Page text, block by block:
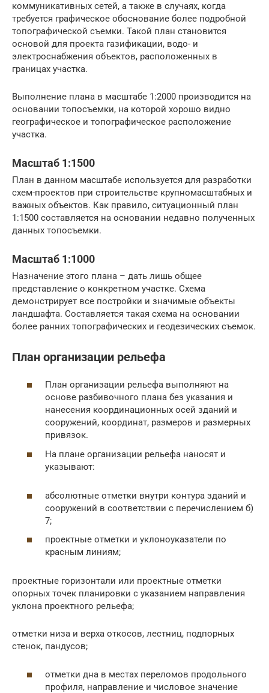
коммуникативных сетей, а также в случаях, когда
требуется графическое обоснование более подробной
топографической съемки. Такой план становится
основой для проекта газификации, водо- и
электроснабжения объектов, расположенных в
границах участка.
Выполнение плана в масштабе 1:2000 производится на
основании топосъемки, на которой хорошо видно
географическое и топографическое расположение
участка.
Масштаб 1:1500
План в данном масштабе используется для разработки
схем-проектов при строительстве крупномасштабных и
важных объектов. Как правило, ситуационный план
1:1500 составляется на основании недавно полученных
данных топосъемки.
Масштаб 1:1000
Назначение этого плана – дать лишь общее
представление о конкретном участке. Схема
демонстрирует все постройки и значимые объекты
ландшафта. Составляется такая схема на основании
более ранних топографических и геодезических съемок.
План организации рельефа
План организации рельефа выполняют на
основе разбивочного плана без указания и
нанесения координационных осей зданий и
сооружений, координат, размеров и размерных
привязок.
На плане организации рельефа наносят и
указывают:
абсолютные отметки внутри контура зданий и
сооружений в соответствии с перечислением б)
7;
проектные отметки и уклоноуказатели по
красным линиям;
проектные горизонтали или проектные отметки
опорных точек планировки с указанием направления
уклона проектного рельефа;
отметки низа и верха откосов, лестниц, подпорных
стенок, пандусов;
отметки дна в местах переломов продольного
профиля, направление и числовое значение